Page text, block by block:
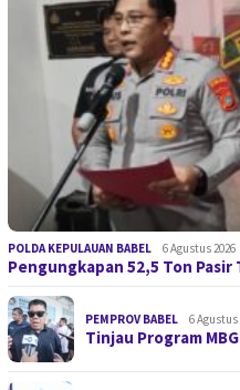
POLDA KEPULAUAN BABEL 6 Agustus 2026
Pengungkapan 52,5 Ton
PEMPROV BABEL 6 Agustus
Tinjau Program